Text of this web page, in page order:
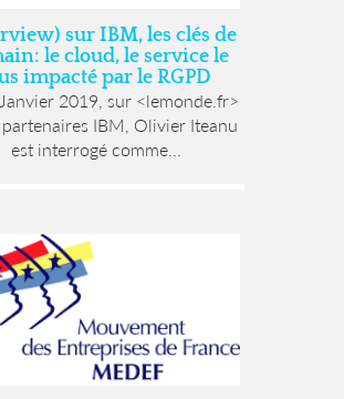
sur IBM, les clés de
le cloud, le service le
impacté par le RGPD
2019, sur <lemonde.fr>
partenaires IBM, Olivier Iteanu
est interrogé comme...